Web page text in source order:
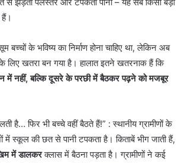
बच्चों के भविष्य का निर्माण होना चाहिए था, लेकिन अब
लिए खतरा बन गया है। हालात इतने खतरनाक हैं कि
में नहीं, बल्कि दूसरे के परछी में बैठकर पढ़ने को मजबूर
है… फिर भी बच्चे वहीं बैठते हैं!” : स्थानीय ग्रामीणों के
में स्कूल की छत से पानी टपकता है। किताबें भीग जाती हैं,
में डालकरक्लास में बैठना पड़ता है। ग्रामीणों ने कई